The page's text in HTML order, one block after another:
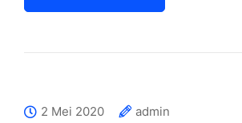
2 Mei 2020
admin